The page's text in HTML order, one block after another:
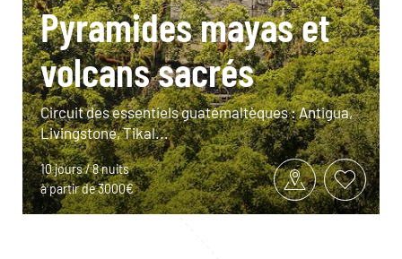
Pyramides mayas et
volcans sacrés
Circuit des essentiels guatémaltèques : Antigua,
Livingstone, Tikal...
10 jours / 8 nuits
à partir de 3000€